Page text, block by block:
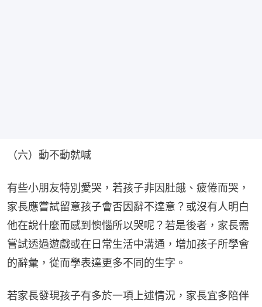
（六）動不動就喊
有些小朋友特別愛哭，若孩子非因肚餓、疲倦而哭，
家長應嘗試留意孩子會否因辭不達意？或沒有人明白
他在說什麼而感到懊惱所以哭呢？若是後者，家長需
嘗試透過遊戲或在日常生活中溝通，增加孩子所學會
的辭彙，從而學表達更多不同的生字。
若家長發現孩子有多於一項上述情況，家長宜多陪伴